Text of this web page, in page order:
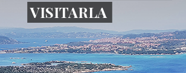
VISITARLA